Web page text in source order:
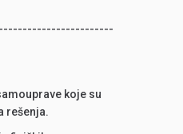
koje su
rešenja.